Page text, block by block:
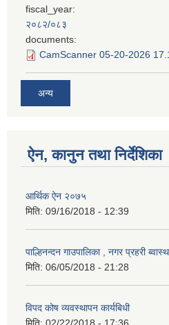
fiscal_year:
२०८२/०८३
documents:
CamScanner 05-20-2026
अन्य
ऐन, कानुन तथा निर्देशिका
आर्थिक ऐन २०७५
मिति: 09/16/2018 - 12:39
पाल्हिनन्दन गाउपालिका , नगर प्रहरी
मिति: 06/05/2018 - 21:28
विपद कोष व्यवस्थापन कार्यबिधी